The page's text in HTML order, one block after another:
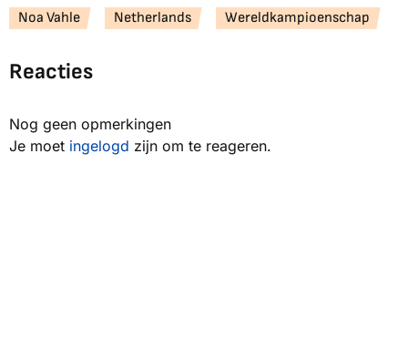
Noa Vahle Netherlands Wereldkampioenschap
Reacties
Nog geen opmerkingen
Je moet ingelogd zijn om te reageren.